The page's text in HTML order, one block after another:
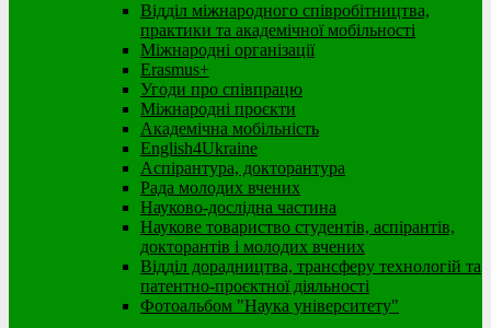
Відділ міжнародного співробітництва,
практики та академічної мобільності
Міжнародні організації
Erasmus+
Угоди про співпрацю
Міжнародні проєкти
Академічна мобільність
English4Ukraine
Аспірантура, докторантура
Рада молодих вчених
Науково-дослідна частина
Наукове товариство студентів, аспірантів,
докторантів і молодих вчених
Відділ дорадництва, трансферу технологій та
патентно-проєктної діяльності
Фотоальбом "Наука університету"